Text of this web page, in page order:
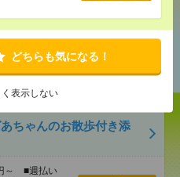
どちらも気になる！
く表示しない
らの
ちゃんのお散歩付き添
～ ■週払い